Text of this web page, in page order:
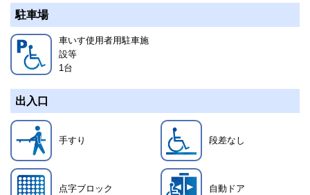
駐車場
車いす使用者用駐車施
設等
1台
出入口
手すり 段差なし
点字ブロック 自動ドア